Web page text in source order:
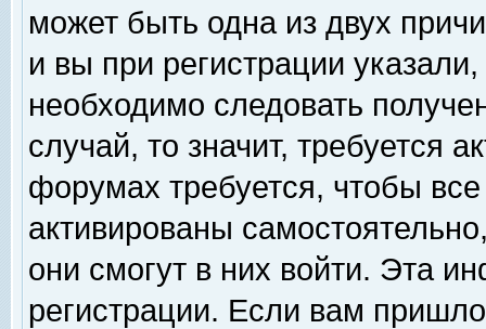
может быть одна из двух
и вы при регистрации
необходимо следовать
случай, то значит, требуется
форумах требуется, чтобы
активированы
они смогут в них войти. Эта
регистрации. Если вам